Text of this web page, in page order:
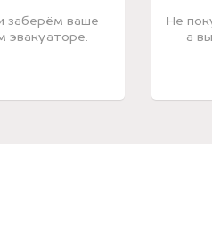
заберём ваше
эвакуаторе.
Не
а